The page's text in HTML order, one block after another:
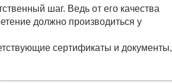
шаг. Ведь от его качества
должно производиться у
сертификаты и документы,